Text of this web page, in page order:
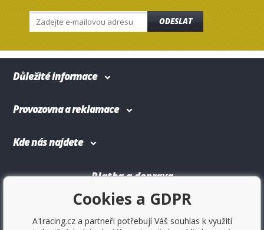
ODESLAT
Důležité informace
Provozovna a reklamace
Kde nás najdete
Platba a doprava
Cookies a GDPR
A1racing.cz a partneři potřebují Váš souhlas k využití